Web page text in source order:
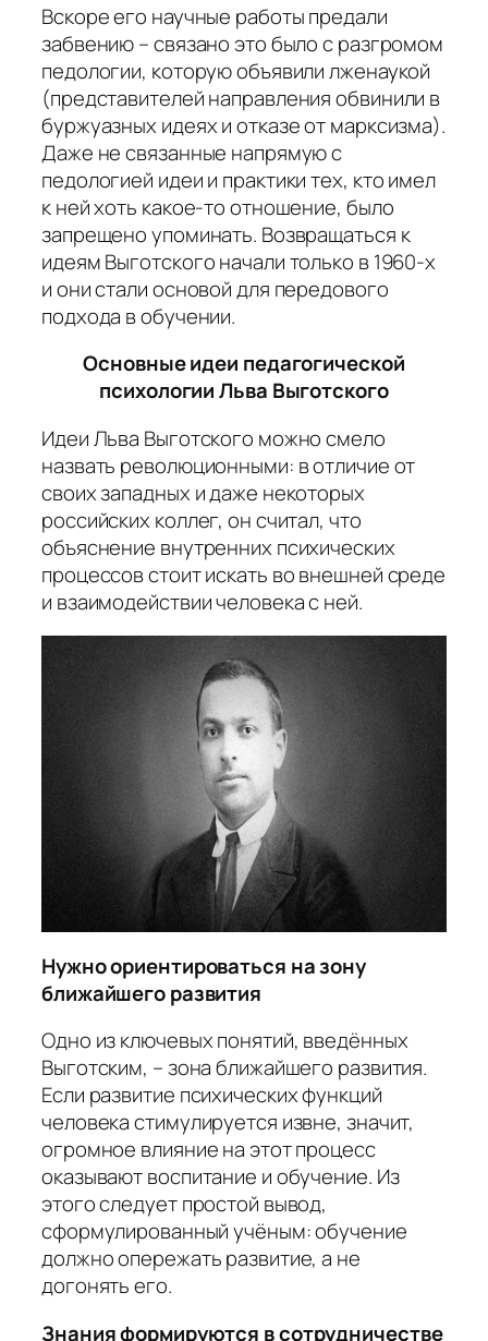
Вскоре его научные работы предали
забвению – связано это было с разгромом
педологии, которую объявили лженаукой
(представителей направления обвинили в
буржуазных идеях и отказе от марксизма).
Даже не связанные напрямую с
педологией идеи и практики тех, кто имел
к ней хоть какое-то отношение, было
запрещено упоминать. Возвращаться к
идеям Выготского начали только в 1960-х
и они стали основой для передового
подхода в обучении.
Основные идеи педагогической
психологии Льва Выготского
Идеи Льва Выготского можно смело
назвать революционными: в отличие от
своих западных и даже некоторых
российских коллег, он считал, что
объяснение внутренних психических
процессов стоит искать во внешней среде
и взаимодействии человека с ней.
Нужно ориентироваться на зону
ближайшего развития
Одно из ключевых понятий, введённых
Выготским, – зона ближайшего развития.
Если развитие психических функций
человека стимулируется извне, значит,
огромное влияние на этот процесс
оказывают воспитание и обучение. Из
этого следует простой вывод,
сформулированный учёным: обучение
должно опережать развитие, а не
догонять его.
Знания формируются в сотрудничестве